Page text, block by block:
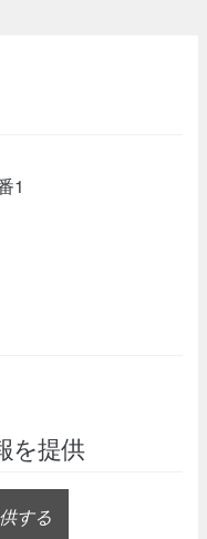
1
を提供
する